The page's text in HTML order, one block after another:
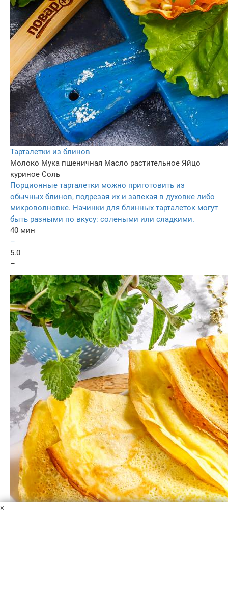
Тарталетки из блинов
Молоко Мука пшеничная Масло растительное Яйцо
куриное Соль
Порционные тарталетки можно приготовить из
обычных блинов, подрезая их и запекая в духовке либо
микроволновке. Начинки для блинных тарталеток могут
быть разными по вкусу: солеными или сладкими.
40 мин
–
5.0
–
×